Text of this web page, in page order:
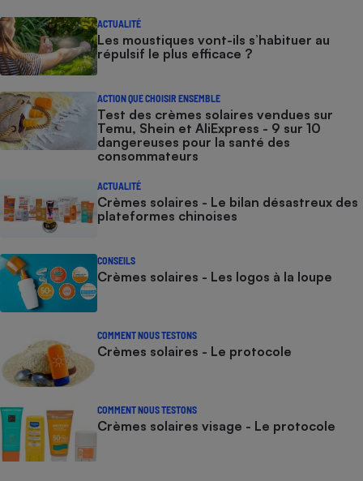
ACTUALITÉ
Les moustiques vont-ils s’habituer au
répulsif le plus efficace ?
ACTION QUE CHOISIR ENSEMBLE
Test des crèmes solaires vendues sur
Temu, Shein et AliExpress - 9 sur 10
dangereuses pour la santé des
consommateurs
ACTUALITÉ
Crèmes solaires - Le bilan désastreux des
plateformes chinoises
CONSEILS
Crèmes solaires - Les logos à la loupe
COMMENT NOUS TESTONS
Crèmes solaires - Le protocole
COMMENT NOUS TESTONS
Crèmes solaires visage - Le protocole